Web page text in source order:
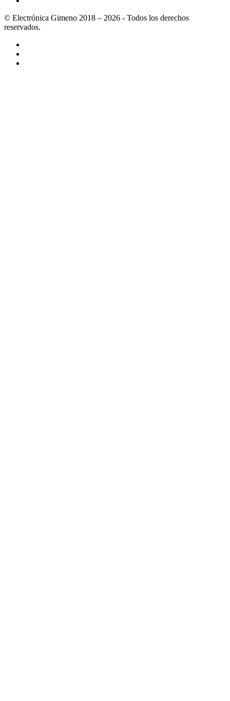
© Electrónica Gimeno 2018 – 2026 - Todos los derechos
reservados.